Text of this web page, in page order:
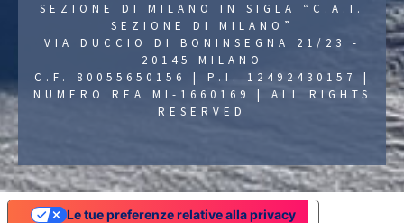
SEZIONE DI MILANO IN SIGLA “C.A.I.
SEZIONE DI MILANO”
VIA DUCCIO DI BONINSEGNA 21/23 -
20145 MILANO
C.F. 80055650156 | P.I. 12492430157 |
NUMERO REA MI-1660169 | ALL RIGHTS
RESERVED
Le tue preferenze relative alla privacy